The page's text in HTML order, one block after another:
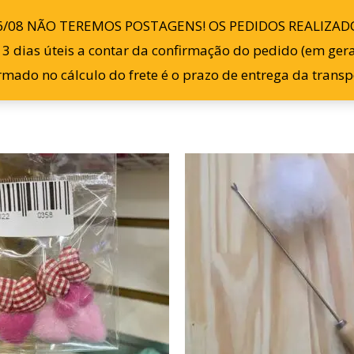
NÃO TEREMOS POSTAGENS! OS PEDIDOS
dias úteis a contar da confirmação do pedido (em
no cálculo do frete é o prazo de entrega da
Início Loja Sobre